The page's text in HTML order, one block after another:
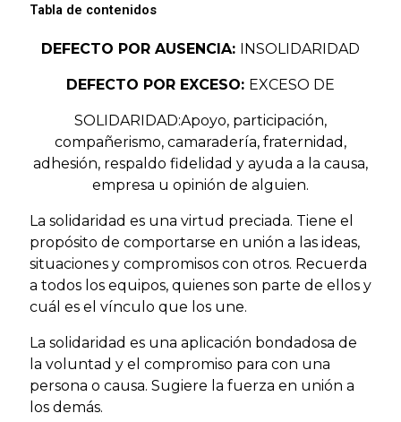
Tabla de contenidos
DEFECTO POR AUSENCIA: INSOLIDARIDAD
DEFECTO POR EXCESO: EXCESO DE
SOLIDARIDAD:Apoyo, participación,
compañerismo, camaradería, fraternidad,
adhesión, respaldo fidelidad y ayuda a la causa,
empresa u opinión de alguien.
La solidaridad es una virtud preciada. Tiene el
propósito de comportarse en unión a las ideas,
situaciones y compromisos con otros. Recuerda
a todos los equipos, quienes son parte de ellos y
cuál es el vínculo que los une.
La solidaridad es una aplicación bondadosa de
la voluntad y el compromiso para con una
persona o causa. Sugiere la fuerza en unión a
los demás.